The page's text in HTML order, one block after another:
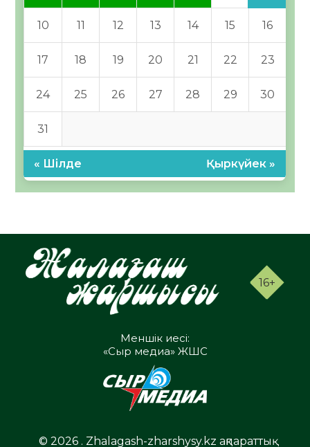
10 11 12 13 14 15 16
17 18 19 20 21 22 23
24 25 26 27 28 29 30
31
« Шілде Қыркүйек »
16+
Меншік иесі:
«Сыр медиа» ЖШС
© 2026 . Zhalagash-zharshysy.kz ақпараттық